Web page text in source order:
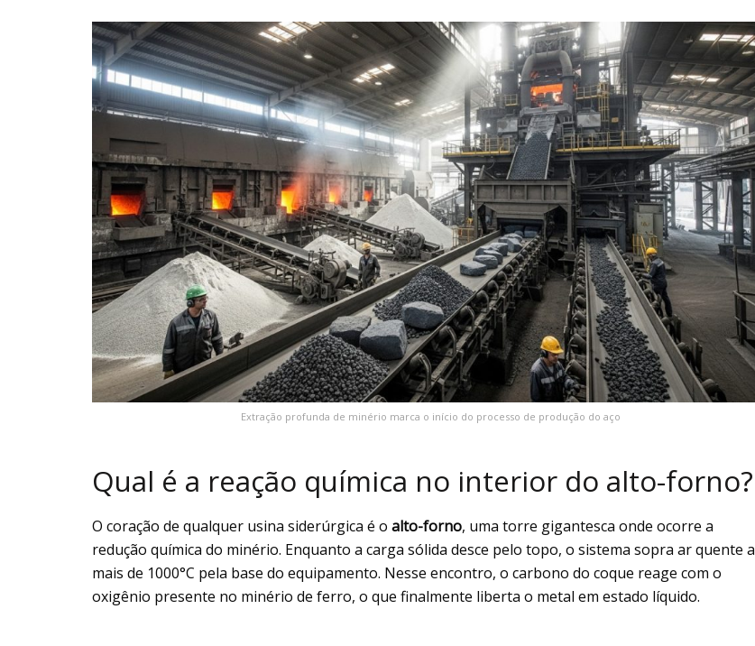
Extração profunda de minério marca o início do processo de produção do aço
Qual é a reação química no interior do alto-forno?
O coração de qualquer usina siderúrgica é o alto-forno, uma torre gigantesca onde ocorre a
redução química do minério. Enquanto a carga sólida desce pelo topo, o sistema sopra ar quente a
mais de 1000°C pela base do equipamento. Nesse encontro, o carbono do coque reage com o
oxigênio presente no minério de ferro, o que finalmente liberta o metal em estado líquido.